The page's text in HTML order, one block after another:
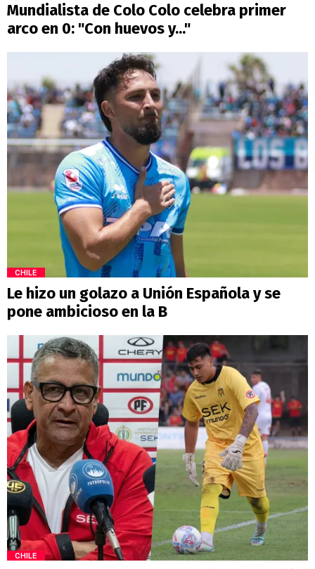
Mundialista de Colo Colo celebra primer
arco en 0: "Con huevos y..."
CHILE
Le hizo un golazo a Unión Española y se
pone ambicioso en la B
CHILE